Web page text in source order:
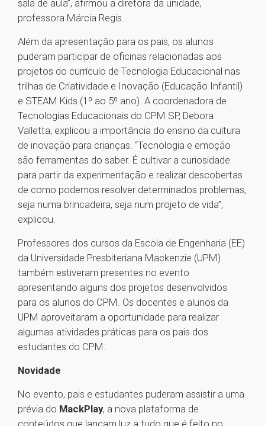
sala de aula”, afirmou a diretora da unidade,
professora Márcia Regis.
Além da apresentação para os pais, os alunos
puderam participar de oficinas relacionadas aos
projetos do currículo de Tecnologia Educacional nas
trilhas de Criatividade e Inovação (Educação Infantil)
e STEAM Kids (1º ao 5º ano). A coordenadora de
Tecnologias Educacionais do CPM SP, Debora
Valletta, explicou a importância do ensino da cultura
de inovação para crianças. “Tecnologia e emoção
são ferramentas do saber. É cultivar a curiosidade
para partir da experimentação e realizar descobertas
de como podemos resolver determinados problemas,
seja numa brincadeira, seja num projeto de vida”,
explicou.
Professores dos cursos da Escola de Engenharia (EE)
da Universidade Presbiteriana Mackenzie (UPM)
também estiveram presentes no evento
apresentando alguns dos projetos desenvolvidos
para os alunos do CPM. Os docentes e alunos da
UPM aproveitaram a oportunidade para realizar
algumas atividades práticas para os pais dos
estudantes do CPM.
Novidade
No evento, pais e estudantes puderam assistir a uma
prévia do MackPlay, a nova plataforma de